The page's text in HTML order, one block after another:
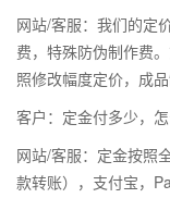
网站/客服：我们的定
费，特殊防伪制作费
照修改幅度定价，成
客户：定金付多少，怎
网站/客服：定金按照
款转账），支付宝，